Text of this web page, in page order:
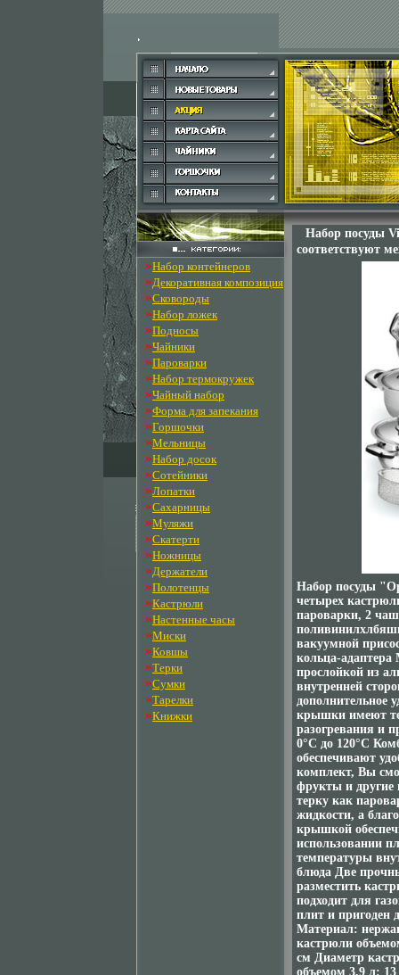
»Набор контейнеров
»Декоративная композиция
»Сковороды
»Набор ложек
»Подносы
»Чайники
»Пароварки
»Набор термокружек
»Чайный набор
»Форма для запекания
»Горшочки
»Мельницы
»Набор досок
»Сотейники
»Лопатки
»Сахарницы
»Муляжи
»Скатерти
»Ножницы
»Держатели
»Полотенцы
»Кастрюли
»Настенные часы
»Миски
»Ковшы
»Терки
»Сумки
»Тарелки
»Книжки
Набор посуды
соответствуют
Набор посуды
четырех
пароварки, 2
вакуумной
кольца-
прослойкой из
внутренней
дополнительное
крышки имеют
разогревания и
0°С до 120°С
обеспечивают
комплект, Вы
фрукты и другие
терку как
жидкости, а
крышкой
использовании
температуры
блюда Две
разместить
подходит для
плит и пригоден
Материал:
кастрюли
см Диаметр
объемом 3,9 л: